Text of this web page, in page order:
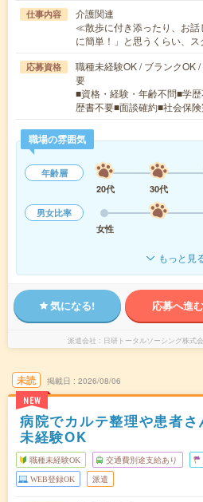
仕事内容
介護関連
≪散歩に付き添ったり、お
に簡単！」と思うくらい、
応募資格
職種未経験OK / ブランクOK
要
■資格・経験・年齢不問■学
歴書不要■面談確約■社会保
職場の雰囲気
年齢層
20代
30代
男女比率
女性
もっと見
気になる! 応募へ進む
派遣会社 日研トータルソーシング株式
未読
NEW
掲載日 2026/08/06
病院でカルテ整理や患者さ
未経験OK
職種未経験OK 交通費別途支給あり
WEB登録OK 派遣